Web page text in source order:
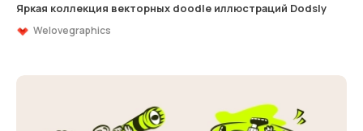
Яркая коллекция векторных doodle иллюстраций Dodsly
Welovegraphics